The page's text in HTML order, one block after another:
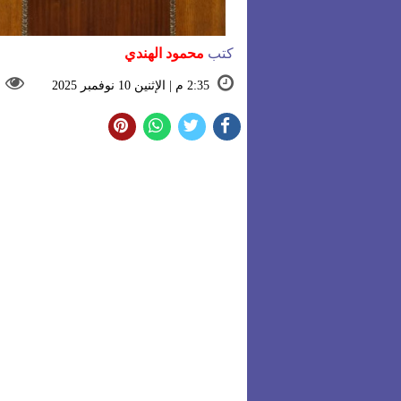
كتب محمود الهندي
2:35 م | الإثنين 10 نوفمبر 2025